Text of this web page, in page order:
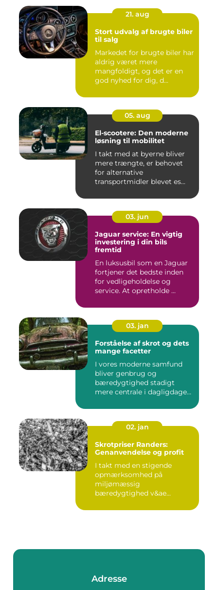
21. aug
Stort udvalg af brugte biler
til salg
Markedet for brugte biler har
aldrig været mere
mangfoldigt, og det er en
god nyhed for dig, d...
05. aug
El-scootere: Den moderne
løsning til mobilitet
I takt med at byerne bliver
mere trængte, er behovet
for alternative
transportmidler blevet es...
03. jun
Jaguar service: En vigtig
investering i din bils
fremtid
En luksusbil som en Jaguar
fortjener det bedste inden
for vedligeholdelse og
service. At opretholde ...
03. jan
Forståelse af skrot og dets
mange facetter
I vores moderne samfund
bliver genbrug og
bæredygtighed stadigt
mere centrale i dagligdagen.
02. jan
Skrotpriser Randers:
Genanvendelse og profit
I takt med en stigende
opmærksomhed på
miljømæssig
bæredygtighed v&ae...
Adresse